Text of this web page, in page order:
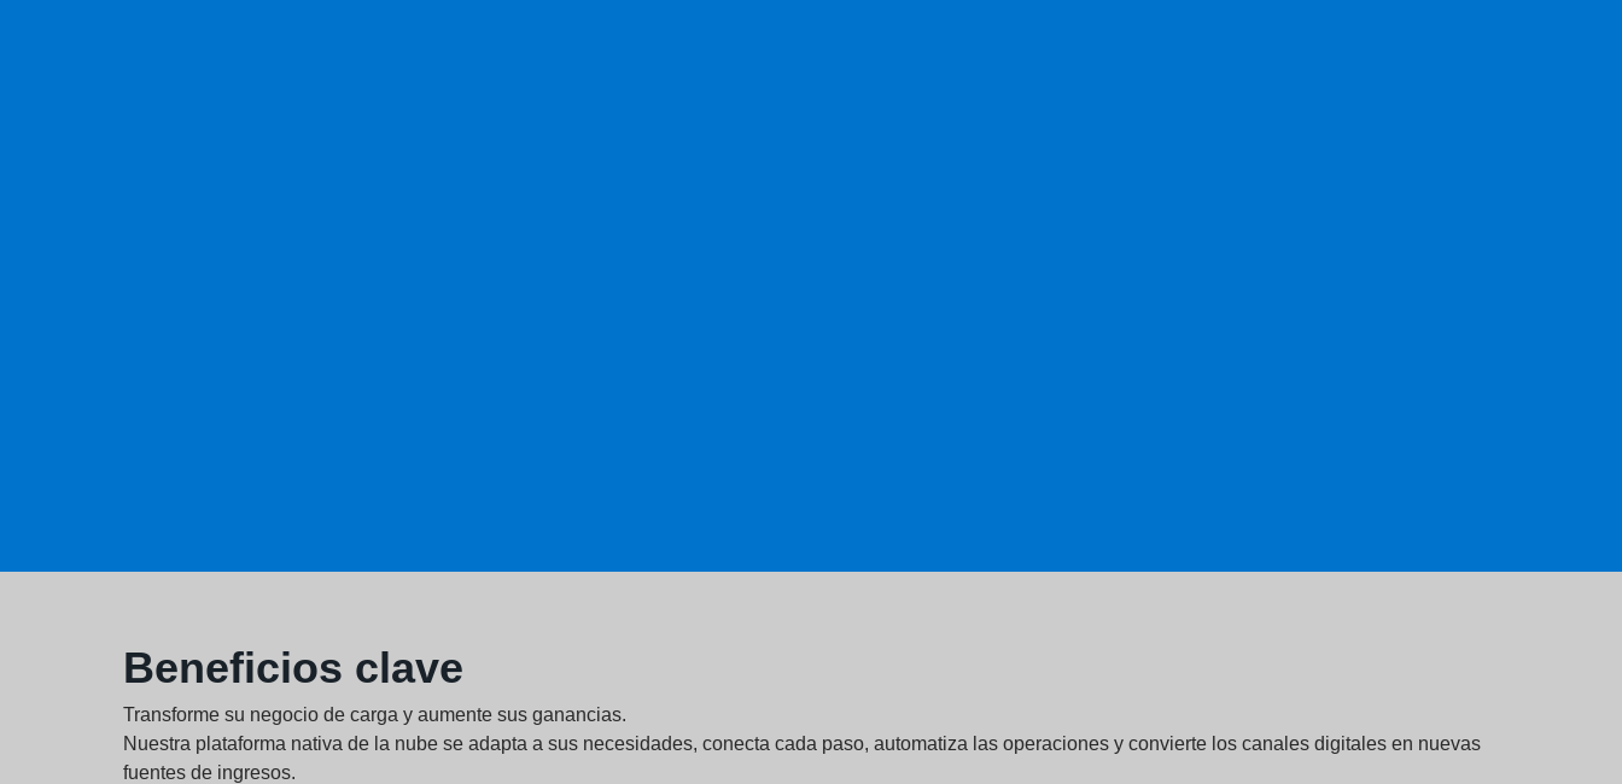
Beneficios clave
Transforme su negocio de carga y aumente sus ganancias.
Nuestra plataforma nativa de la nube se adapta a sus necesidades, conecta cada paso, automatiza las operaciones y convierte los canales digitales en nuevas
fuentes de ingresos.